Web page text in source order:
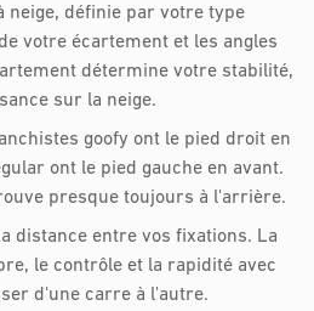
neige, définie par votre type
votre écartement et les angles
détermine votre stabilité,
sur la neige.
goofy ont le pied droit en
ont le pied gauche en avant.
presque toujours à l'arrière.
distance entre vos fixations. La
le contrôle et la rapidité avec
d'une carre à l'autre.